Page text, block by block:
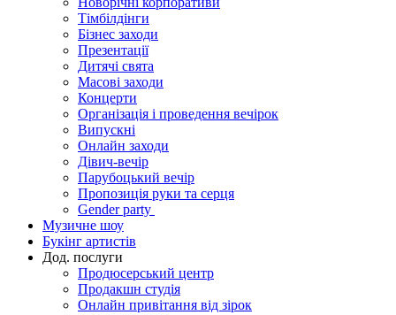
Тімбілдінги
Бізнес заходи
Презентації
Дитячі свята
Масові заходи
Концерти
Організація і проведення вечірок
Випускні
Онлайн заходи
Дівич-вечір
Парубоцький вечір
Пропозиція руки та серця
Gender party
Музичне шоу
Букінг артистів
Дод. послуги
Продюсерський центр
Продакшн студія
Онлайн привітання від зірок